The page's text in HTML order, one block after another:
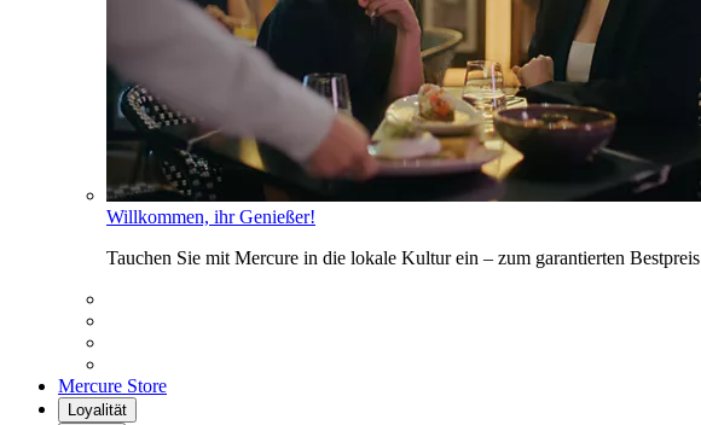
Willkommen, ihr Genießer!
Tauchen Sie mit Mercure in die lokale Kultur ein – zum garantierten Bestpreis
Mercure Store
Loyalität